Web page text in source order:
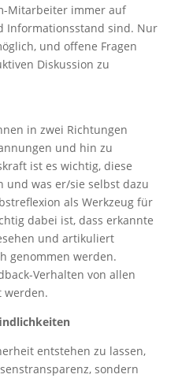
Mitarbeiter immer auf
Informationsstand sind. Nur
und offene Fragen
Diskussion zu
in zwei Richtungen
und hin zu
ist es wichtig, diese
und was er/sie selbst dazu
als Werkzeug für
dabei ist, dass erkannte
und artikuliert
genommen werden.
Verhalten von allen
werden.
entstehen zu lassen,
sondern